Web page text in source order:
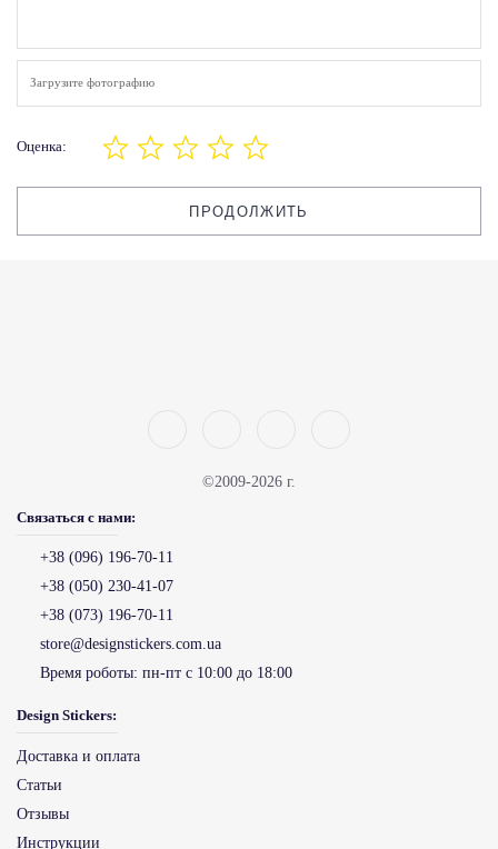
Загрузите фотографию
Оценка:
ПРОДОЛЖИТЬ
©2009-2026 г.
Связаться с нами:
+38 (096) 196-70-11
+38 (050) 230-41-07
+38 (073) 196-70-11
store@designstickers.com.ua
Время роботы: пн-пт с 10:00 до 18:00
Design Stickers:
Доставка и оплата
Статьи
Отзывы
Инструкции